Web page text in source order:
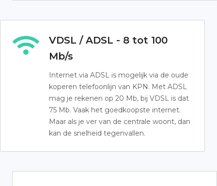
VDSL / ADSL - 8 tot 100
Mb/s
Internet via ADSL is mogelijk via de oude
koperen telefoonlijn van KPN. Met ADSL
mag je rekenen op 20 Mb, bij VDSL is dat
75 Mb. Vaak het goedkoopste internet.
Maar als je ver van de centrale woont, dan
kan de snelheid tegenvallen.